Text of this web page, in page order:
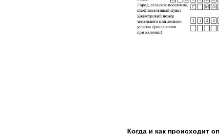
Когда и как происходит